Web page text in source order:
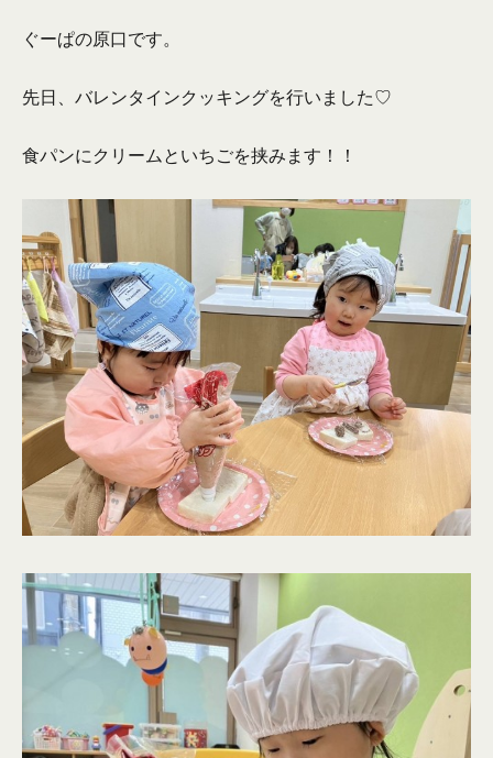
ぐーぱの原口です。
先日、バレンタインクッキングを行いました♡
食パンにクリームといちごを挟みます！！